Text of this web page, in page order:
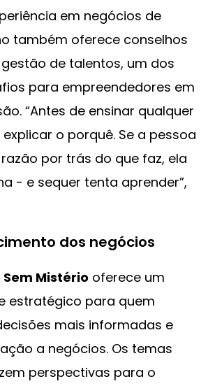
em negócios de
também oferece conselhos
de talentos, um dos
para empreendedores em
“Antes de ensinar qualquer
o porquê. Se a pessoa
por trás do que faz, ela
- e sequer tenta aprender”,
dos negócios
Mistério oferece um
estratégico para quem
mais informadas e
a negócios. Os temas
perspectivas para o